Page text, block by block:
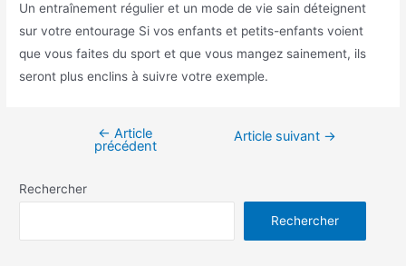
Un entraînement régulier et un mode de vie sain déteignent
sur votre entourage Si vos enfants et petits-enfants voient
que vous faites du sport et que vous mangez sainement, ils
seront plus enclins à suivre votre exemple.
Navigation
← Article
précédent
Article suivant →
Rechercher
Rechercher